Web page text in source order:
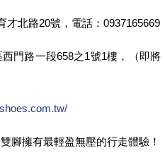
才北路20號，電話：0937165669
門路一段658之1號1樓，（即將
腳擁有最輕盈無壓的行走體驗！